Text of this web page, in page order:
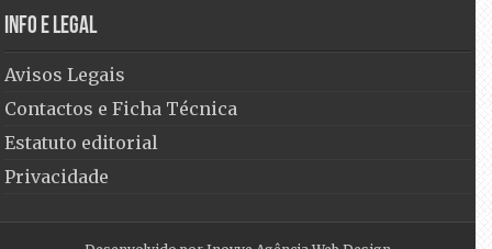
Info e Legal
Avisos Legais
Contactos e Ficha Técnica
Estatuto editorial
Privacidade